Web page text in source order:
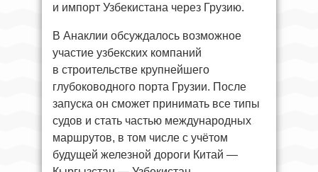
и импорт Узбекистана через Грузию.
В Анаклии обсуждалось возможное
участие узбекских компаний
в строительстве крупнейшего
глубоководного порта Грузии. После
запуска он сможет принимать все типы
судов и стать частью международных
маршрутов, в том числе с учётом
будущей железной дороги Китай —